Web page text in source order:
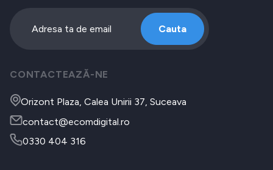
Cauta
CONTACTEAZĂ-NE
Orizont Plaza, Calea Unirii 37, Suceava
contact@ecomdigital.ro
0330 404 316